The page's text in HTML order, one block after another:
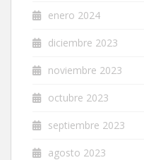
enero 2024
diciembre 2023
noviembre 2023
octubre 2023
septiembre 2023
agosto 2023